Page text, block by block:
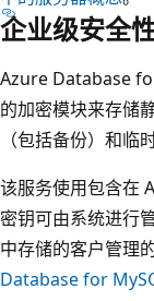
企业级安全
Azure Database
的加密模块来存储
（包括备份）和临
该服务使用包含在
密钥可由系统进行
中存储的客户管理
Database for